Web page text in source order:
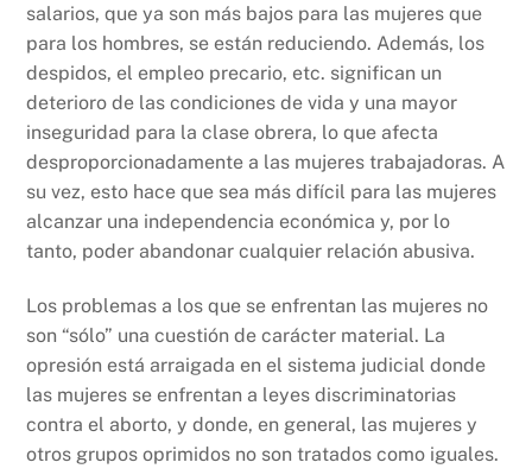
salarios, que ya son más bajos para las mujeres que
para los hombres, se están reduciendo. Además, los
despidos, el empleo precario, etc. significan un
deterioro de las condiciones de vida y una mayor
inseguridad para la clase obrera, lo que afecta
desproporcionadamente a las mujeres trabajadoras. A
su vez, esto hace que sea más difícil para las mujeres
alcanzar una independencia económica y, por lo
tanto, poder abandonar cualquier relación abusiva.
Los problemas a los que se enfrentan las mujeres no
son “sólo” una cuestión de carácter material. La
opresión está arraigada en el sistema judicial donde
las mujeres se enfrentan a leyes discriminatorias
contra el aborto, y donde, en general, las mujeres y
otros grupos oprimidos no son tratados como iguales.